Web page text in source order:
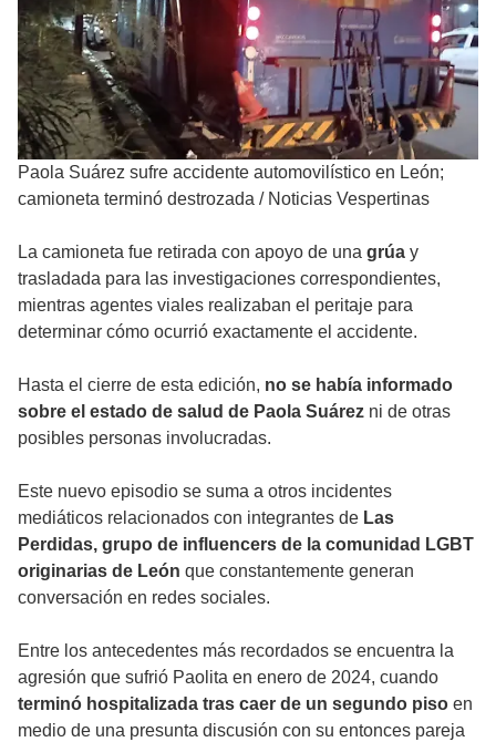
Paola Suárez sufre accidente automovilístico en León;
camioneta terminó destrozada / Noticias Vespertinas
La camioneta fue retirada con apoyo de una grúa y
trasladada para las investigaciones correspondientes,
mientras agentes viales realizaban el peritaje para
determinar cómo ocurrió exactamente el accidente.
Hasta el cierre de esta edición, no se había informado
sobre el estado de salud de Paola Suárez ni de otras
posibles personas involucradas.
Este nuevo episodio se suma a otros incidentes
mediáticos relacionados con integrantes de Las
Perdidas, grupo de influencers de la comunidad LGBT
originarias de León que constantemente generan
conversación en redes sociales.
Entre los antecedentes más recordados se encuentra la
agresión que sufrió Paolita en enero de 2024, cuando
terminó hospitalizada tras caer de un segundo piso en
medio de una presunta discusión con su entonces pareja